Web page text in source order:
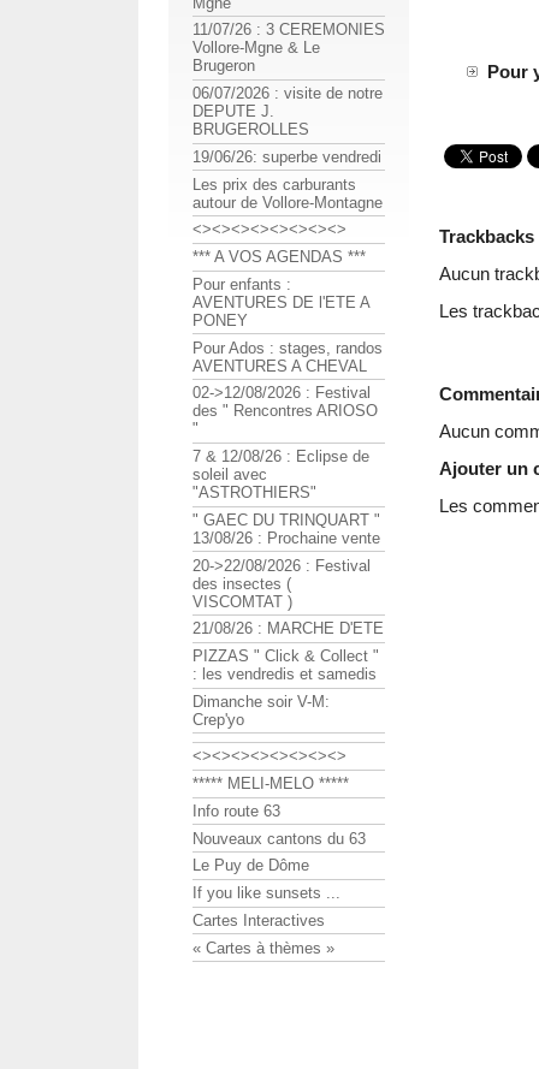
Pour
Trackbacks
Aucun
Les
Aucun
Ajouter un
Les
11/07/26 : 3 CEREMONIES
Vollore-Mgne & Le
Brugeron
06/07/2026 : visite de notre
DEPUTE J.
BRUGEROLLES
19/06/26: superbe vendredi
Les prix des carburants
autour de Vollore-Montagne
<><><><><><><><>
*** A VOS AGENDAS ***
Pour enfants :
AVENTURES DE l'ETE A
PONEY
Pour Ados : stages, randos
AVENTURES A CHEVAL
02->12/08/2026 : Festival
des " Rencontres ARIOSO
"
7 & 12/08/26 : Eclipse de
soleil avec
"ASTROTHIERS"
" GAEC DU TRINQUART "
13/08/26 : Prochaine vente
20->22/08/2026 : Festival
des insectes (
VISCOMTAT )
21/08/26 : MARCHE D'ETE
PIZZAS " Click & Collect "
: les vendredis et samedis
Dimanche soir V-M:
Crep'yo
<><><><><><><><>
***** MELI-MELO *****
Info route 63
Nouveaux cantons du 63
Le Puy de Dôme
If you like sunsets ...
Cartes Interactives
« Cartes à thèmes »